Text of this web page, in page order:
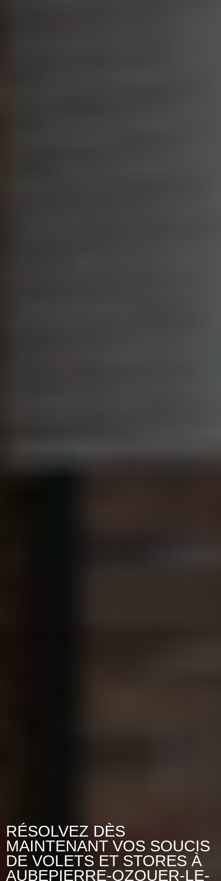
RÉSOLVEZ DÈS
MAINTENANT VOS SOUCIS
DE VOLETS ET STORES À
AUBEPIERRE-OZOUER-LE-